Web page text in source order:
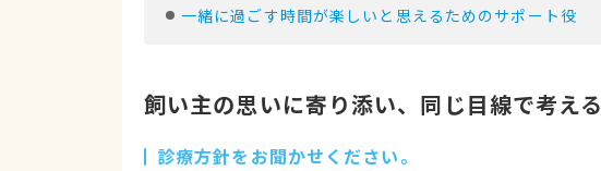
一緒に過ごす時間が楽しいと思えるためのサポート役
飼い主の思いに寄り添い、同じ目線で考える
診療方針をお聞かせください。